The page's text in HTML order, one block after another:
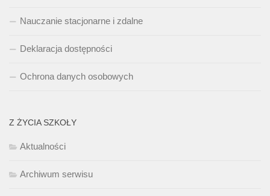
Nauczanie stacjonarne i zdalne
Deklaracja dostępności
Ochrona danych osobowych
Z ŻYCIA SZKOŁY
Aktualności
Archiwum serwisu